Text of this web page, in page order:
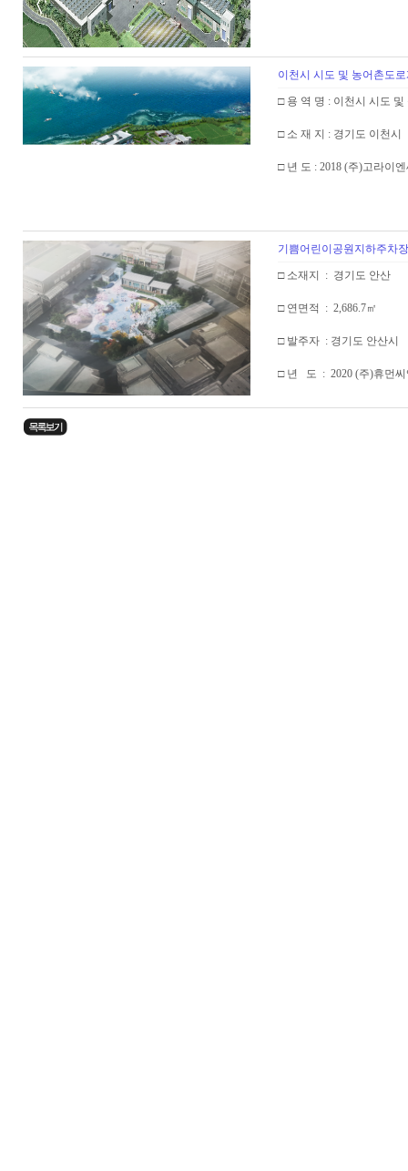
이천시 시도 및 농어촌도
□ 용 역 명 : 이천시 시도
□ 소 재 지 : 경기도 이천시
□ 년 도 : 2018 (주)고라이엔
기쁨어린이공원지하주차
□ 소재지 : 경기도 안산
□ 연면적 : 2,686.7㎡
□ 발주자 : 경기도 안산시
□ 년 도 : 2020 (주)휴먼